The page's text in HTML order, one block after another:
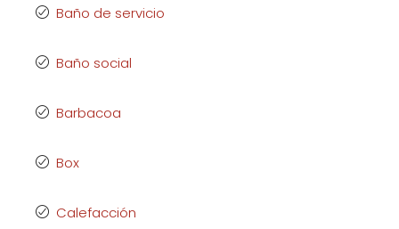
Baño de servicio
Baño social
Barbacoa
Box
Calefacción